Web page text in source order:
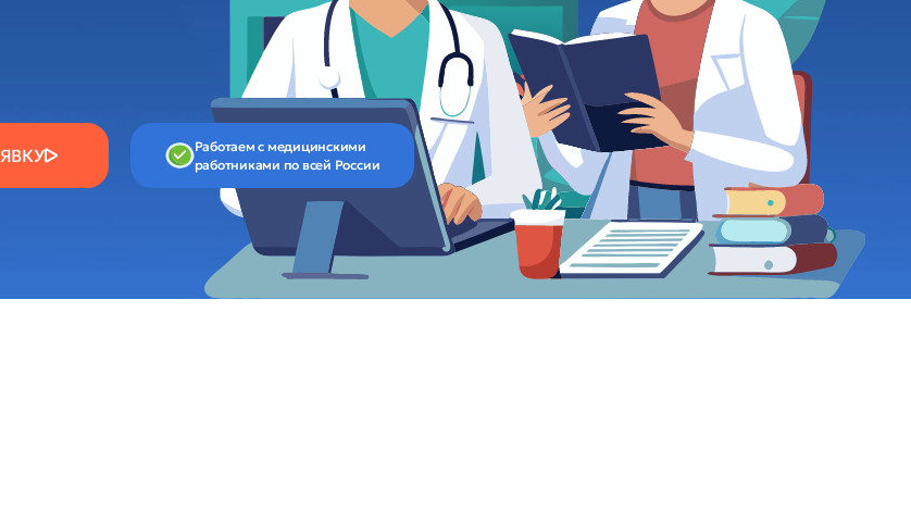
Работаем с медицинскими
работниками по всей России